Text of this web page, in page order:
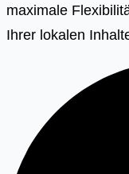
maximale
Ihrer lokalen